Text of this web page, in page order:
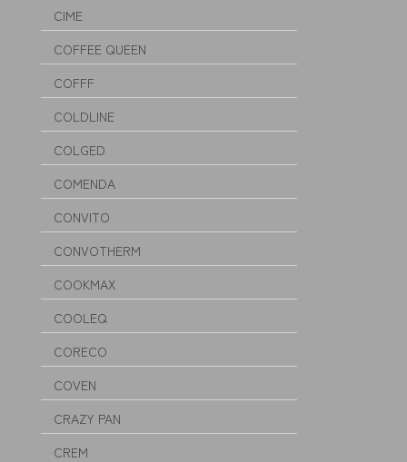
CIME
COFFEE QUEEN
COFFF
COLDLINE
COLGED
COMENDA
CONVITO
CONVOTHERM
COOKMAX
COOLEQ
CORECO
COVEN
CRAZY PAN
CREM